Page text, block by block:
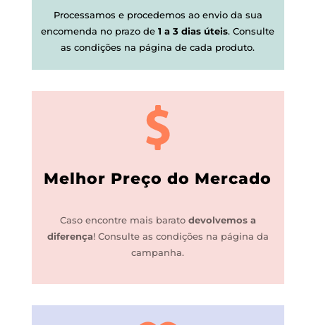
Processamos e procedemos ao envio da sua
encomenda no prazo de1 a 3 dias úteis.Consulte
as condições na página de cada produto.
Melhor Preço do Mercado
Caso encontre mais barato devolvemos a
diferença! Consulte as condições na página da
campanha.